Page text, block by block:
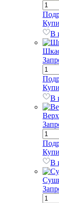
В
В
В